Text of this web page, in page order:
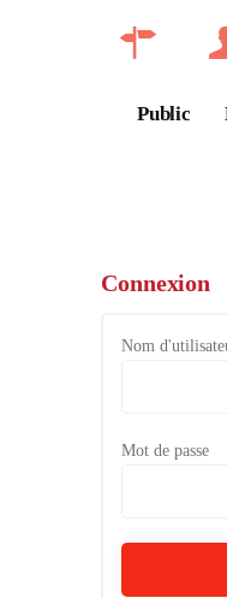
Public
Connexion
Nom
Mot de passe